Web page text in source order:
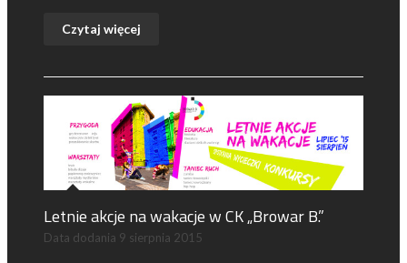
Czytaj więcej
Letnie akcje na wakacje w CK „Browar B.”
Data dodania 9 sierpnia 2015